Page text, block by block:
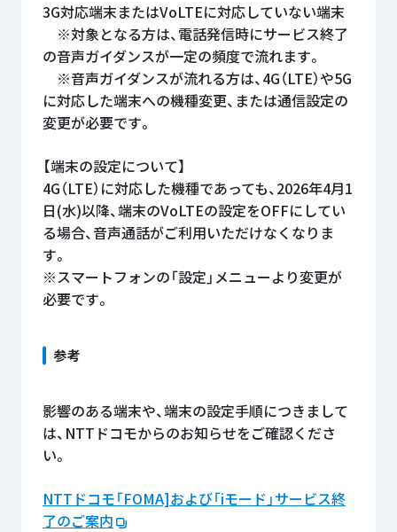
3G対応端末またはVoLTEに対応していない端末
※対象となる方は、電話発信時にサービス終了
の音声ガイダンスが一定の頻度で流れます。
※音声ガイダンスが流れる方は、4G（LTE）や5G
に対応した端末への機種変更、または通信設定の
変更が必要です。
【端末の設定について】
4G（LTE）に対応した機種であっても、2026年4月1
日(水)以降、端末のVoLTEの設定をOFFにしてい
る場合、音声通話がご利用いただけなくなりま
す。
※スマートフォンの「設定」メニューより変更が
必要です。
参考
影響のある端末や、端末の設定手順につきまして
は、NTTドコモからのお知らせをご確認くださ
い。
NTTドコモ「FOMA]および「iモード」サービス終
了のご案内